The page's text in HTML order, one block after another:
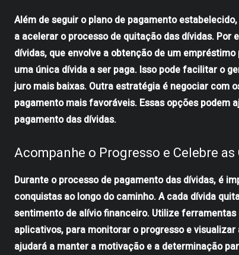
Além de seguir o plano de pagamento
a acelerar o processo de quitação das dívidas.
dívidas, que envolve a obtenção de um
uma única dívida a ser paga. Isso pode facilitar o
juro mais baixas. Outra estratégia é negociar com
pagamento mais favoráveis. Essas opções podem
pagamento das dívidas.
Acompanhe o Progresso e Celebre
Durante o processo de pagamento das dívidas, é
conquistas ao longo do caminho. A cada dívida
sentimento de alívio financeiro. Utilize
aplicativos, para monitorar o progresso e
ajudará a manter a motivação e a determinação